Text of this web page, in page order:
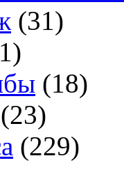
(31)
(18)
(23)
(229)